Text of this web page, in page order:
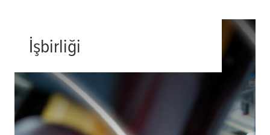
İşbirliği
Ortaklık,tesa'da DNA'mızda var.
İşbirliğini her zaman ileriye dönük en
verimli yol olarak gördük. Bunun en
iyi örneklerinden biri, nelerin
mümkün olduğunu keşfetmek için